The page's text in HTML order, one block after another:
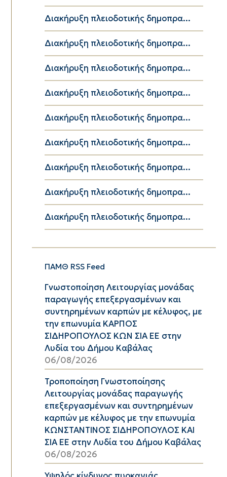
Διακήρυξη πλειοδοτικής δημοπρα...
Διακήρυξη πλειοδοτικής δημοπρα...
Διακήρυξη πλειοδοτικής δημοπρα...
Διακήρυξη πλειοδοτικής δημοπρα...
Διακήρυξη πλειοδοτικής δημοπρα...
Διακήρυξη πλειοδοτικής δημοπρα...
Διακήρυξη πλειοδοτικής δημοπρα...
Διακήρυξη πλειοδοτικής δημοπρα...
Διακήρυξη πλειοδοτικής δημοπρα...
ΠΑΜΘ RSS Feed
Γνωστοποίηση Λειτουργίας μονάδας
παραγωγής επεξεργασμένων και
συντηρημένων καρπών με κέλυφος, με
την επωνυμία ΚΑΡΠΟΣ
ΣΙΔΗΡΟΠΟΥΛΟΣ ΚΩΝ ΣΙΑ ΕΕ στην
Λυδία του Δήμου Καβάλας
06/08/2026
Τροποποίηση Γνωστοποίησης
Λειτουργίας μονάδας παραγωγής
επεξεργασμένων και συντηρημένων
καρπών με κέλυφος με την επωνυμία
ΚΩΝΣΤΑΝΤΙΝΟΣ ΣΙΔΗΡΟΠΟΥΛΟΣ ΚΑΙ
ΣΙΑ ΕΕ στην Λυδία του Δήμου Καβάλας
06/08/2026